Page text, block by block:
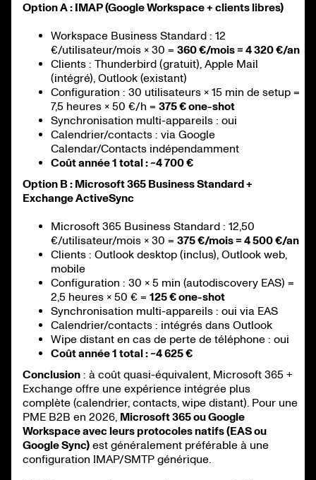
Option A : IMAP (Google Workspace + clients libres)
Workspace Business Standard : 12
€/utilisateur/mois × 30 = 360 €/mois = 4 320 €/an
Clients : Thunderbird (gratuit), Apple Mail
(intégré), Outlook (existant)
Configuration : 30 utilisateurs × 15 min de setup =
7,5 heures × 50 €/h = 375 € one-shot
Synchronisation multi-appareils : oui
Calendrier/contacts : via Google
Calendar/Contacts indépendamment
Coût année 1 total : ~4 700 €
Option B : Microsoft 365 Business Standard +
Exchange ActiveSync
Microsoft 365 Business Standard : 12,50
€/utilisateur/mois × 30 = 375 €/mois = 4 500 €/an
Clients : Outlook desktop (inclus), Outlook web,
mobile
Configuration : 30 × 5 min (autodiscovery EAS) =
2,5 heures × 50 € = 125 € one-shot
Synchronisation multi-appareils : oui via EAS
Calendrier/contacts : intégrés dans Outlook
Wipe distant en cas de perte de téléphone : oui
Coût année 1 total : ~4 625 €
Conclusion : à coût quasi-équivalent, Microsoft 365 +
Exchange offre une expérience intégrée plus
complète (calendrier, contacts, wipe distant). Pour une
PME B2B en 2026, Microsoft 365 ou Google
Workspace avec leurs protocoles natifs (EAS ou
Google Sync) est généralement préférable à une
configuration IMAP/SMTP générique.